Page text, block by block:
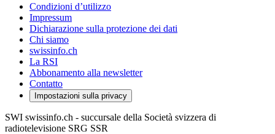
Condizioni d’utilizzo
Impressum
Dichiarazione sulla protezione dei dati
Chi siamo
swissinfo.ch
La RSI
Abbonamento alla newsletter
Contatto
Impostazioni sulla privacy
SWI swissinfo.ch - succursale della Società svizzera di
radiotelevisione SRG SSR